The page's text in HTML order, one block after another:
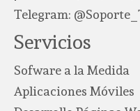
Telegram:
Servicios
Sofware a la Medida
Aplicaciones Móviles